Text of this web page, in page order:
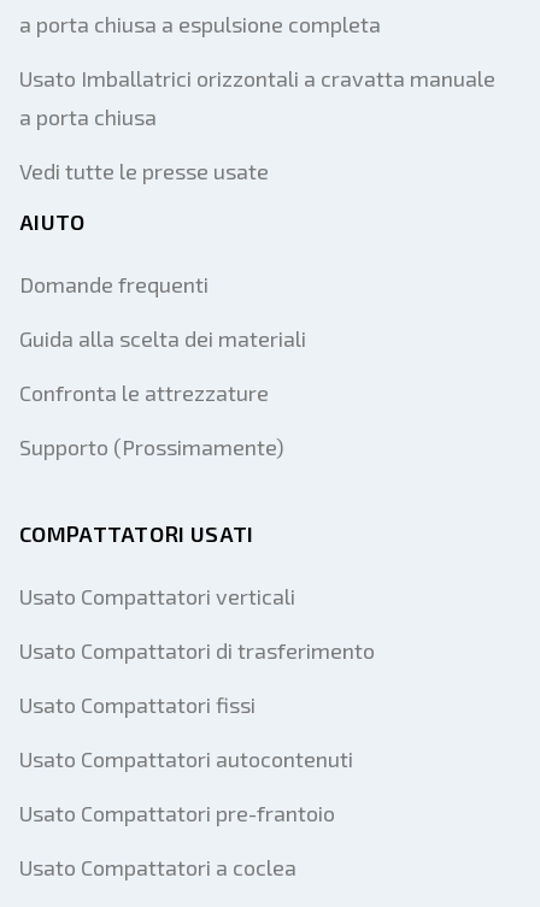
a porta chiusa a espulsione completa
Usato Imballatrici orizzontali a cravatta manuale
a porta chiusa
Vedi tutte le presse usate
AIUTO
Domande frequenti
Guida alla scelta dei materiali
Confronta le attrezzature
Supporto (Prossimamente)
COMPATTATORI USATI
Usato Compattatori verticali
Usato Compattatori di trasferimento
Usato Compattatori fissi
Usato Compattatori autocontenuti
Usato Compattatori pre-frantoio
Usato Compattatori a coclea